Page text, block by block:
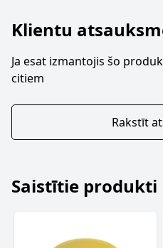
Klientu
Ja esat izmantojis šo
citiem
Rakstīt
Saistītie produkti